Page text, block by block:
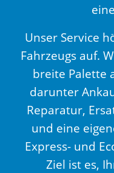
Unser Service
Fahrzeugs auf.
breite Palette
darunter
Reparatur,
und eine
Express- und
Ziel ist es,